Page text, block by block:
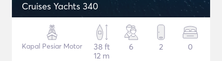
Cruises Yachts 340
Kapal Pesiar Motor
38 ft
12 m
6 2 0